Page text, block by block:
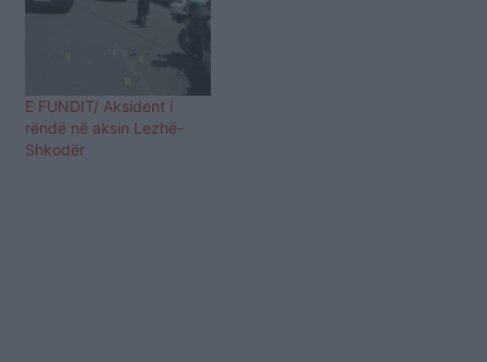
E FUNDIT/ Aksident i
rëndë në aksin Lezhë-
Shkodër